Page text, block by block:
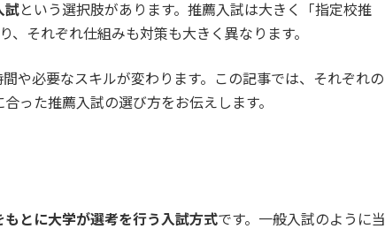
試という選択肢があります。推薦入試は大きく「指定校推
それぞれ仕組みも対策も大きく異なります。
や必要なスキルが変わります。この記事では、それぞれの
った推薦入試の選び方をお伝えします。
とに大学が選考を行う入試方式です。一般入試のように当